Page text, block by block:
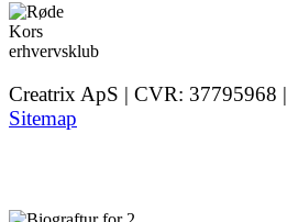
Creatrix ApS | CVR: 37795968 |
Sitemap